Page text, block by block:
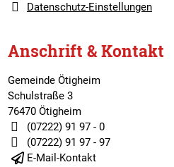
Datenschutz-Einstellungen
Anschrift & Kontakt
Gemeinde Ötigheim
Schulstraße 3
76470 Ötigheim
(07222) 91 97 - 0
(07222) 91 97 - 97
E-Mail-Kontakt